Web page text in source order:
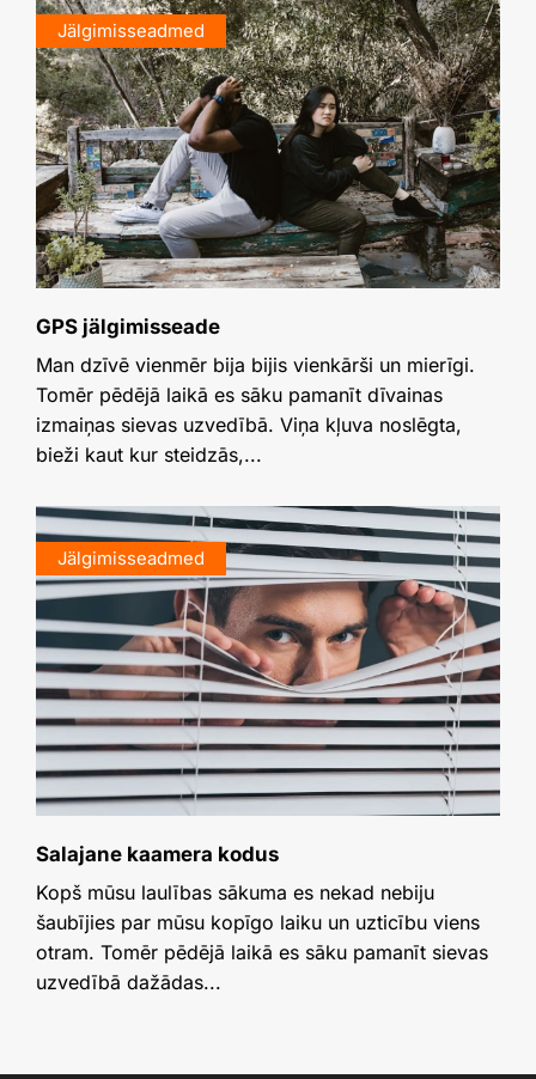
Jälgimisseadmed
GPS jälgimisseade
Man dzīvē vienmēr bija bijis vienkārši un mierīgi.
Tomēr pēdējā laikā es sāku pamanīt dīvainas
izmaiņas sievas uzvedībā. Viņa kļuva noslēgta,
bieži kaut kur steidzās,...
Jälgimisseadmed
Salajane kaamera kodus
Kopš mūsu laulības sākuma es nekad nebiju
šaubījies par mūsu kopīgo laiku un uzticību viens
otram. Tomēr pēdējā laikā es sāku pamanīt sievas
uzvedībā dažādas...